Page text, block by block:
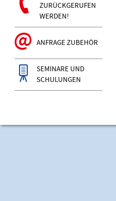
ZURÜCKGERUFEN
WERDEN!
ANFRAGE ZUBEHÖR
SEMINARE UND
SCHULUNGEN